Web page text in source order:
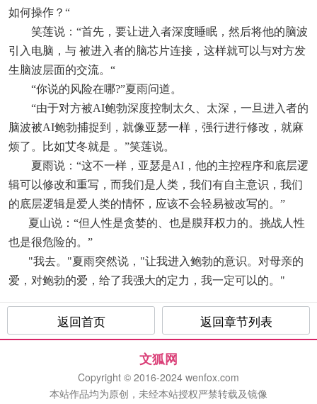
如何操作？“
笑莲说：“首先，要让进入者深度睡眠，然后将他的脑波
引入电脑，与 被进入者的脑芯片连接，这样就可以与对方发
生脑波层面的交流。“
“你说的风险在哪?”夏雨问道。
“由于对方被AI鲍勃深度控制太久、太深，一旦进入者的
脑波被AI鲍勃捕捉到，就像亚瑟一样，强行进行修改，就麻
烦了。比如艾冬就是 。”笑莲说。
夏雨说：“这不一样，亚瑟是AI，他的主控程序和底层逻
辑可以修改和重写，而我们是人类，我们有自主意识，我们
的底层逻辑是爱人类的情怀，应该不会轻易被改写的。”
夏山说：“但人性是贪婪的、也是膜拜权力的。挑战人性
也是很危险的。”
"我去。"夏雨突然说，"让我进入鲍勃的意识。对母亲的
爱，对鲍勃的爱，给了我强大的定力，我一定可以的。"
返回首页 返回章节列表
文狐网
Copyright © 2016-2024 wenfox.com
本站作品均为原创，未经本站授权严禁转载及镜像